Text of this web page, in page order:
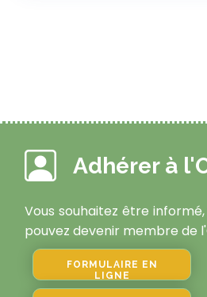
Adhérer à
Vous souhaitez être
pouvez devenir membre de
FORMULAIRE EN
LIGNE